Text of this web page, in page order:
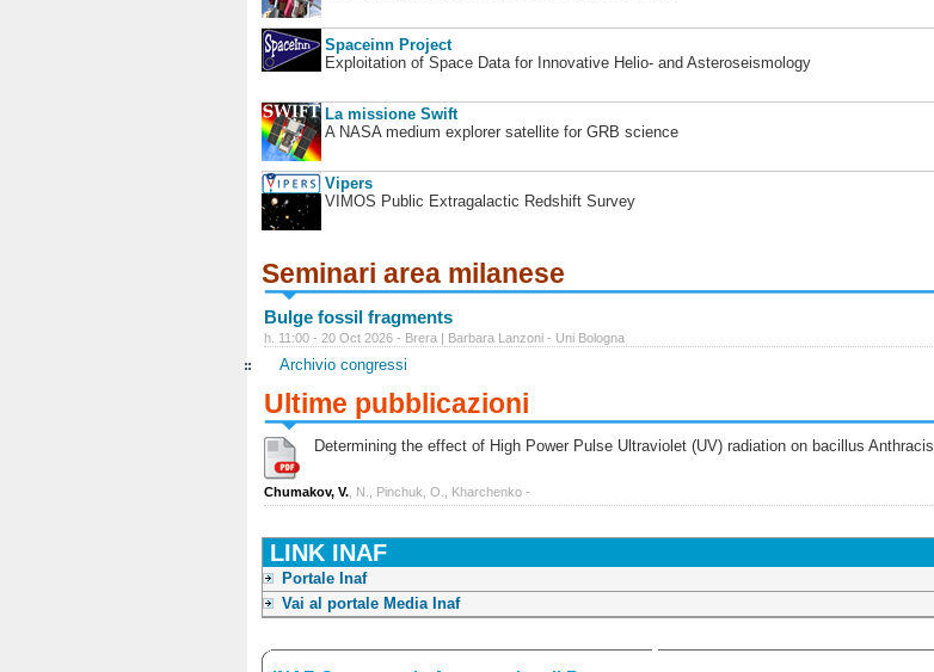
Spaceinn Project
Exploitation of Space Data for Innovative Helio- and Asteroseismology
La missione Swift
A NASA medium explorer satellite for GRB science
Vipers
VIMOS Public Extragalactic Redshift Survey
Seminari area milanese
Bulge fossil fragments
h. 11:00 - 20 Oct 2026 - Brera | Barbara Lanzoni - Uni Bologna
Archivio congressi
Ultime pubblicazioni
Determining the effect of High Power Pulse Ultraviolet (UV) radiation on bacillus Anthracis
Chumakov, V. , N., Pinchuk, O., Kharchenko -
LINK INAF
Portale Inaf
Vai al portale Media Inaf